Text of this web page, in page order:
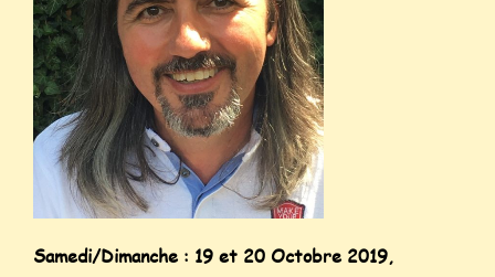
Samedi/Dimanche : 19 et 20 Octobre 2019,